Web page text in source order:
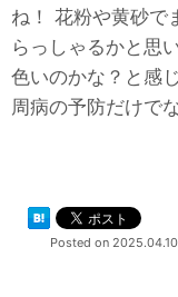
ね！ 花粉や黄砂で
らっしゃるかと思
色いのかな？と感
周病の予防だけで
Posted on